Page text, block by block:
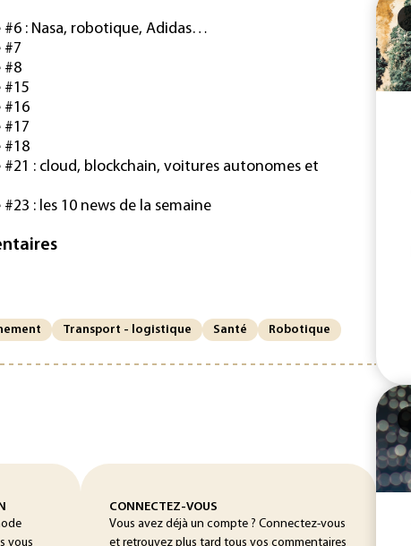
#6 : Nasa, robotique, Adidas…
#7
#8
#15
#16
#17
#18
#21 : cloud, blockchain, voitures autonomes et
: les 10 news de la semaine
Transport - logistique Santé
Robotique
vous
CONNECTEZ-VOUS
Vous avez déjà un compte ? Connectez-vous
et retrouvez plus tard tous vos commentaires